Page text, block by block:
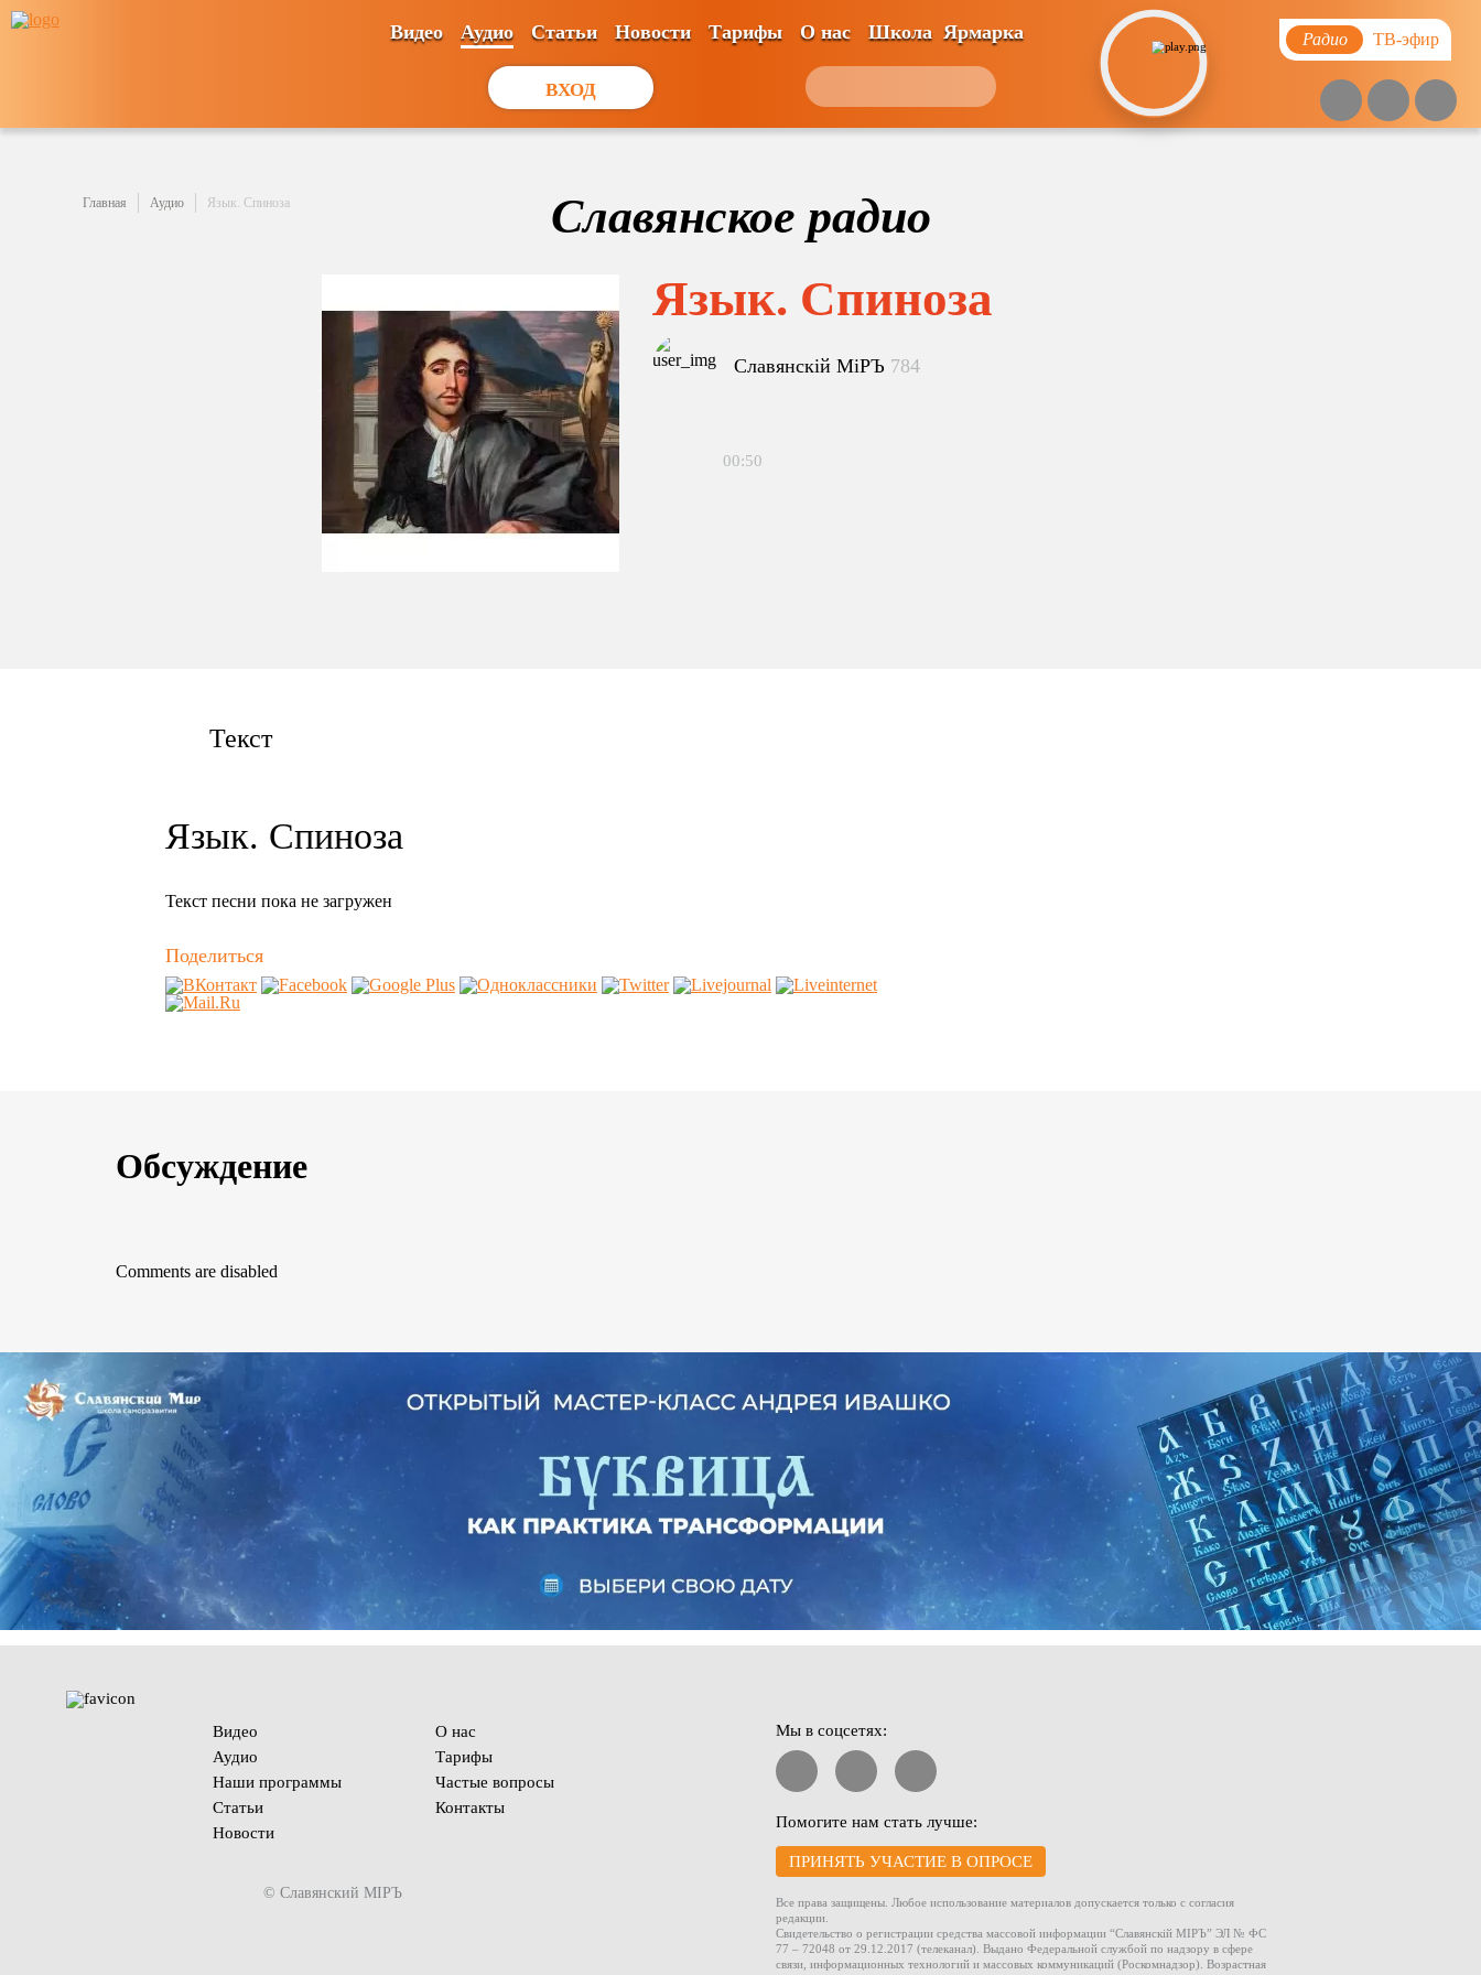
ВХОД
Видео Аудио Статьи Новости Тарифы О нас Школа Ярмарка Радио ТВ-эфир
Главная Аудио Язык. Спиноза Славянское радио
Язык. Спиноза
Славянскiй МiРЪ 784
00:50
Текст
Язык. Спиноза
Текст песни пока не загружен
Поделиться
Обсуждение
Comments are disabled
Видео
Аудио
Наши программы
Статьи
Новости
О нас
Тарифы
Частые вопросы
Контакты
© Славянский МIРЪ
Мы в соцсетях:
Помогите нам стать лучше:
ПРИНЯТЬ УЧАСТИЕ В ОПРОСЕ
Все права защищены. Любое использование материалов допускается только с согласия
редакции.
Свидетельство о регистрации средства массовой информации “Славянскiй МIРЪ” ЭЛ № ФС
77 – 72048 от 29.12.2017 (телеканал). Выдано Федеральной службой по надзору в сфере
связи, информационных технологий и массовых коммуникаций (Роскомнадзор). Возрастная